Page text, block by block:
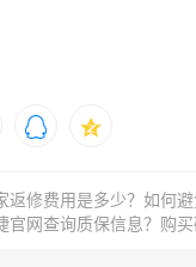
返修费用是多少？如何
网查询质保信息？购买